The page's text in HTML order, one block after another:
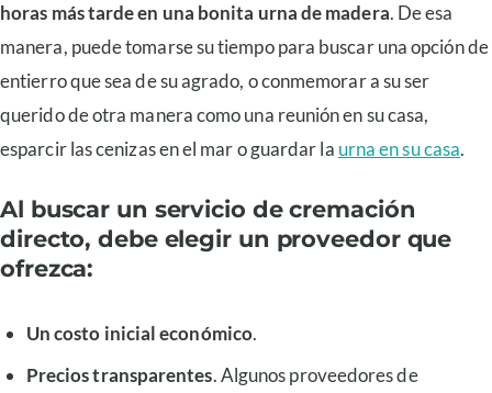
horas más tarde en una bonita urna de madera. De esa
manera, puede tomarse su tiempo para buscar una opción de
entierro que sea de su agrado, o conmemorar a su ser
querido de otra manera como una reunión en su casa,
esparcir las cenizas en el mar o guardar la urna en su casa.
Al buscar un servicio de cremación
directo, debe elegir un proveedor que
ofrezca:
Un costo inicial económico.
Precios transparentes. Algunos proveedores de